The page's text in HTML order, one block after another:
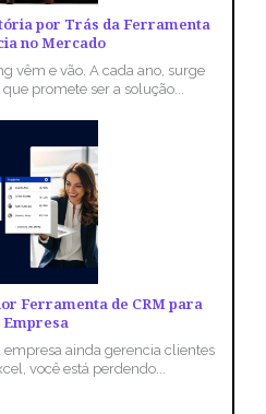
por Trás da Ferramenta
no Mercado
vêm e vão. A cada ano, surge
promete ser a solução...
Ferramenta de CRM para
Empresa
empresa ainda gerencia clientes
você está perdendo...